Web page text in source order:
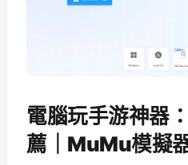
電腦玩手游神器
薦｜MuMu模擬